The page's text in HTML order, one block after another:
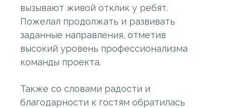
вызывают живой отклик у ребят.
Пожелал продолжать и развивать
заданные направления, отметив
высокий уровень профессионализма
команды проекта.
Также со словами радости и
благодарности к гостям обратилась